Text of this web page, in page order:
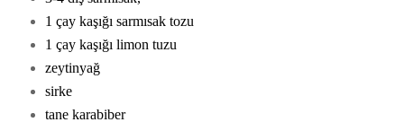
1 çay kaşığı sarmısak tozu
1 çay kaşığı limon tuzu
zeytinyağ
sirke
tane karabiber